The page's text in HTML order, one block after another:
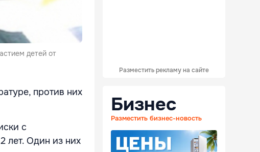
детей от
против них
с
лет. Один из них
Разместить рекламу на сайте
Бизнес
Разместить бизнес-новость